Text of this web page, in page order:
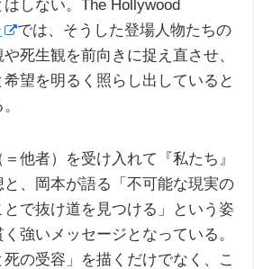
しない。The Hollywood
では、そうした登場人物たちの
死生観を前向きに捉え直させ、
望を明るく照らし出していると
他者）を受け入れて『私たち』
、岡本が語る「不可能な現実の
で抜け道を見つける」という姿
強いメッセージとなっている。
の受容」を描くだけでなく、こ